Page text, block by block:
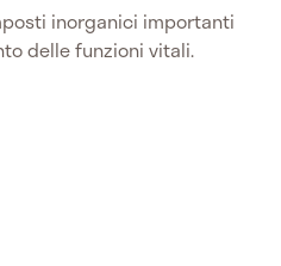
inorganici importanti
delle funzioni vitali.